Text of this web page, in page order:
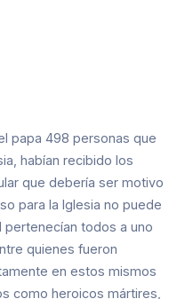
papa 498 personas que
habían recibido los
que debería ser motivo
para la Iglesia no puede
todos a uno
quienes fueron
en estos mismos
como heroicos mártires,